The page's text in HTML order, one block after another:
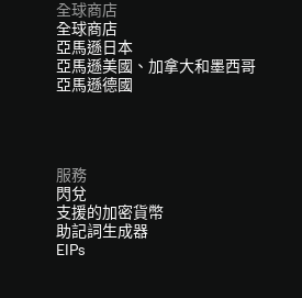
全球商店
全球商店
亞馬遜日本
亞馬遜美國、加拿大和墨西哥
亞馬遜德國
服務
閃兌
支援的加密貨幣
助記詞生成器
EIPs